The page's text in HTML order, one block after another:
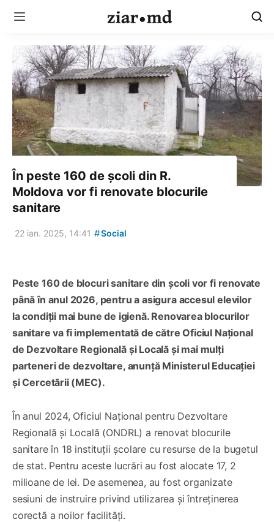
În peste 160 de școli din R.
Moldova vor fi renovate blocurile
sanitare
22 ian. 2025, 14:41 #Social
Peste 160 de blocuri sanitare din școli vor fi renovate
până în anul 2026, pentru a asigura accesul elevilor
la condiții mai bune de igienă. Renovarea blocurilor
sanitare va fi implementată de către Oficiul Național
de Dezvoltare Regională și Locală și mai mulți
parteneri de dezvoltare, anunță Ministerul Educației
și Cercetării (MEC).
În anul 2024, Oficiul Național pentru Dezvoltare
Regională și Locală (ONDRL) a renovat blocurile
sanitare în 18 instituții școlare cu resurse de la bugetul
de stat. Pentru aceste lucrări au fost alocate 17, 2
milioane de lei. De asemenea, au fost organizate
sesiuni de instruire privind utilizarea și întreținerea
corectă a noilor facilități.